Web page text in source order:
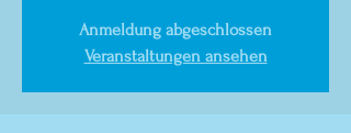
Anmeldung abgeschlossen
Veranstaltungen ansehen